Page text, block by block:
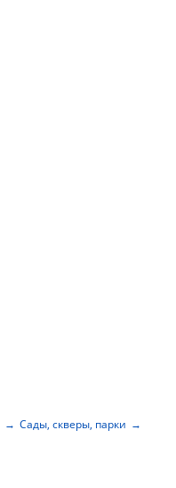
Сады, скверы, парки